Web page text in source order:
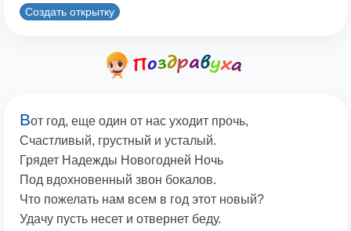
Создать открытку
Вот год, еще один от нас уходит прочь,
Счастливый, грустный и усталый.
Грядет Надежды Новогодней Ночь
Под вдохновенный звон бокалов.
Что пожелать нам всем в год этот новый?
Удачу пусть несет и отвернет беду.